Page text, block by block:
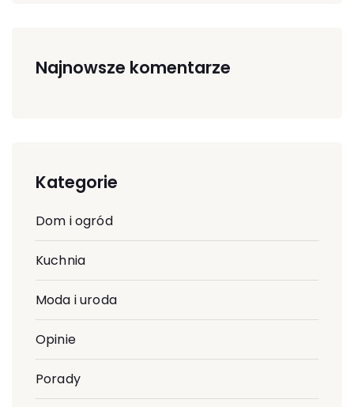
Najnowsze komentarze
Kategorie
Dom i ogród
Kuchnia
Moda i uroda
Opinie
Porady